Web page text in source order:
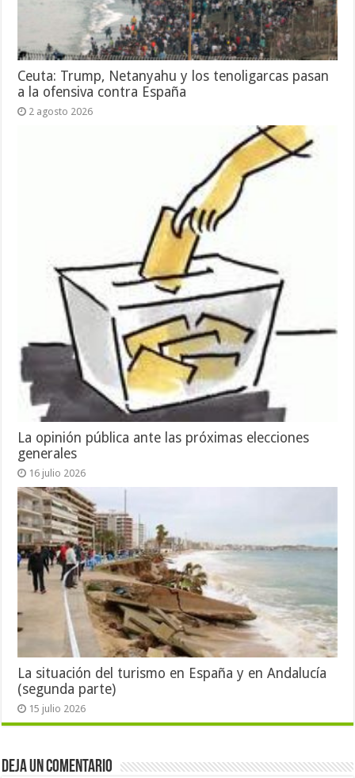
Ceuta: Trump, Netanyahu y los tenoligarcas pasan
a la ofensiva contra España
2 agosto 2026
La opinión pública ante las próximas elecciones
generales
16 julio 2026
La situación del turismo en España y en Andalucía
(segunda parte)
15 julio 2026
Deja un comentario